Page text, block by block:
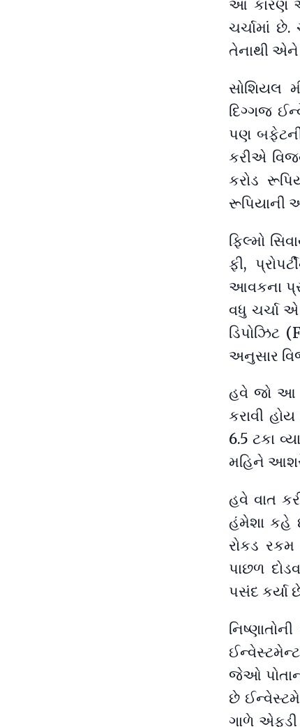
આ કારણ
ચર્ચામાં
તેનાથી એને
સોશિયલ
દિગ્ગજ
પણ બફેટની
કરીએ
કરોડ
રૂપિયાની
ફિલ્મો
ફી,
આવકના
વધુ ચર્ચા
ડિપોઝિટ
અનુસાર
હવે જો આ
કરાવી
6.5 ટકા
મહિને
હવે વાત
હંમેશા કહે
રોકડ
પાછળ
પસંદ કર્યા
જેઓ
છે
ગાળે